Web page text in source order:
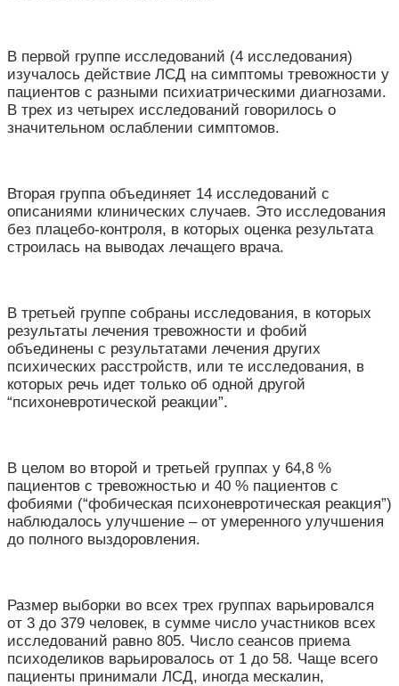
В первой группе исследований (4 исследования)
изучалось действие ЛСД на симптомы тревожности у
пациентов с разными психиатрическими диагнозами.
В трех из четырех исследований говорилось о
значительном ослаблении симптомов.
Вторая группа объединяет 14 исследований с
описаниями клинических случаев. Это исследования
без плацебо-контроля, в которых оценка результата
строилась на выводах лечащего врача.
В третьей группе собраны исследования, в которых
результаты лечения тревожности и фобий
объединены с результатами лечения других
психических расстройств, или те исследования, в
которых речь идет только об одной другой
“психоневротической реакции”.
В целом во второй и третьей группах у 64,8 %
пациентов с тревожностью и 40 % пациентов с
фобиями (“фобическая психоневротическая реакция”)
наблюдалось улучшение – от умеренного улучшения
до полного выздоровления.
Размер выборки во всех трех группах варьировался
от 3 до 379 человек, в сумме число участников всех
исследований равно 805. Число сеансов приема
психоделиков варьировалось от 1 до 58. Чаще всего
пациенты принимали ЛСД, иногда мескалин,